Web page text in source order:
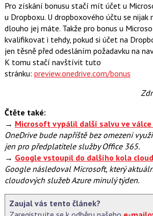
Pro získání bonusu stačí mít účet u
u Dropboxu. U dropboxového účtu se nijak
dlouho jej máte. Takže pro bonus u
kvalifikovat i tehdy, pokud si účet na
jen těsně před odesláním požadavku na
K tomu stačí navštívit tuto
stránku: preview.onedrive.com/bonus
Čtěte také:
→ Microsoft vypálil další salvu ve
OneDrive bude napříště bez omezení
jen pro předplatitele služby Office 365.
→ Google vstoupil do dalšího kola
Google následoval Microsoft, který
cloudových služeb Azure minulý týden.
Zaujal vás tento článek?